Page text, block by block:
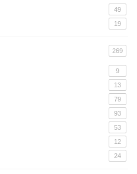
49
19
269
9
13
79
93
53
12
24